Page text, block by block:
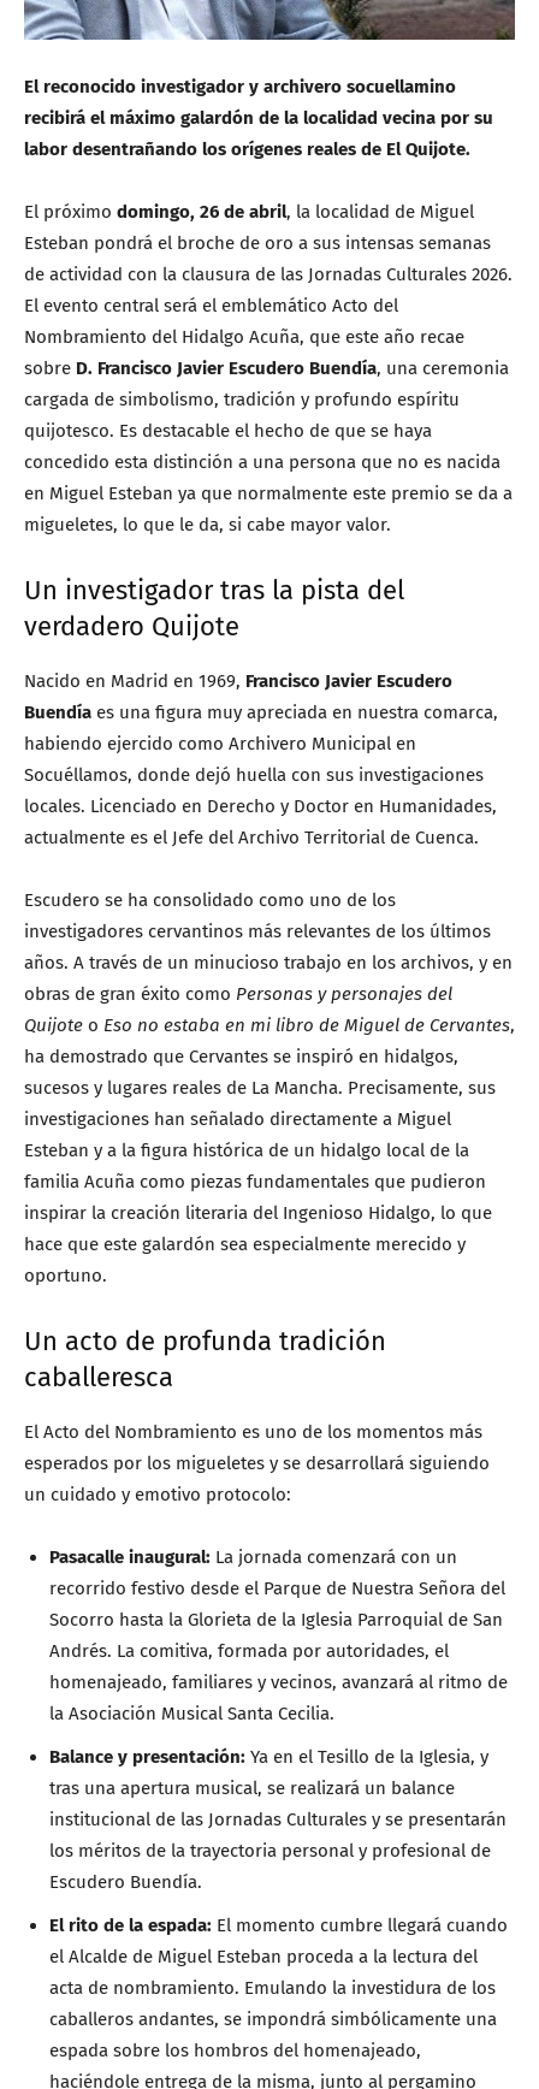
El reconocido investigador y archivero socuellamino
recibirá el máximo galardón de la localidad vecina por su
labor desentrañando los orígenes reales de El Quijote.
El próximo domingo, 26 de abril, la localidad de Miguel
Esteban pondrá el broche de oro a sus intensas semanas
de actividad con la clausura de las Jornadas Culturales 2026.
El evento central será el emblemático Acto del
Nombramiento del Hidalgo Acuña, que este año recae
sobre D. Francisco Javier Escudero Buendía, una ceremonia
cargada de simbolismo, tradición y profundo espíritu
quijotesco. Es destacable el hecho de que se haya
concedido esta distinción a una persona que no es nacida
en Miguel Esteban ya que normalmente este premio se da a
migueletes, lo que le da, si cabe mayor valor.
Un investigador tras la pista del
verdadero Quijote
Nacido en Madrid en 1969, Francisco Javier Escudero
Buendía es una figura muy apreciada en nuestra comarca,
habiendo ejercido como Archivero Municipal en
Socuéllamos, donde dejó huella con sus investigaciones
locales. Licenciado en Derecho y Doctor en Humanidades,
actualmente es el Jefe del Archivo Territorial de Cuenca.
Escudero se ha consolidado como uno de los
investigadores cervantinos más relevantes de los últimos
años. A través de un minucioso trabajo en los archivos, y en
obras de gran éxito como Personas y personajes del
Quijote o Eso no estaba en mi libro de Miguel de Cervantes,
ha demostrado que Cervantes se inspiró en hidalgos,
sucesos y lugares reales de La Mancha. Precisamente, sus
investigaciones han señalado directamente a Miguel
Esteban y a la figura histórica de un hidalgo local de la
familia Acuña como piezas fundamentales que pudieron
inspirar la creación literaria del Ingenioso Hidalgo, lo que
hace que este galardón sea especialmente merecido y
oportuno.
Un acto de profunda tradición
caballeresca
El Acto del Nombramiento es uno de los momentos más
esperados por los migueletes y se desarrollará siguiendo
un cuidado y emotivo protocolo:
Pasacalle inaugural: La jornada comenzará con un
recorrido festivo desde el Parque de Nuestra Señora del
Socorro hasta la Glorieta de la Iglesia Parroquial de San
Andrés. La comitiva, formada por autoridades, el
homenajeado, familiares y vecinos, avanzará al ritmo de
la Asociación Musical Santa Cecilia.
Balance y presentación: Ya en el Tesillo de la Iglesia, y
tras una apertura musical, se realizará un balance
institucional de las Jornadas Culturales y se presentarán
los méritos de la trayectoria personal y profesional de
Escudero Buendía.
El rito de la espada: El momento cumbre llegará cuando
el Alcalde de Miguel Esteban proceda a la lectura del
acta de nombramiento. Emulando la investidura de los
caballeros andantes, se impondrá simbólicamente una
espada sobre los hombros del homenajeado,
haciéndole entrega de la misma, junto al pergamino